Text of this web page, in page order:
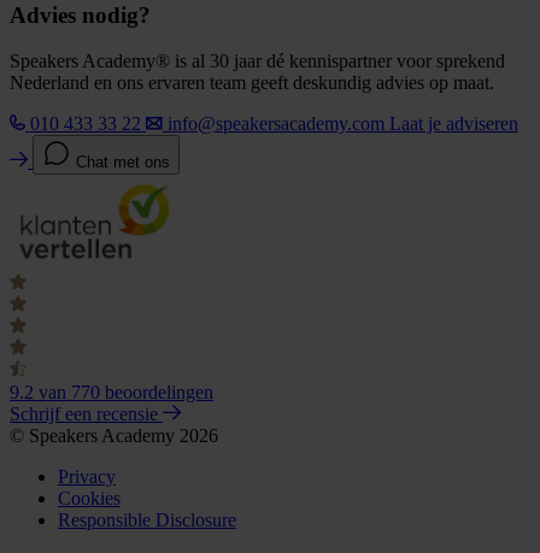
Advies nodig?
Speakers Academy® is al 30 jaar dé kennispartner voor sprekend
Nederland en ons ervaren team geeft deskundig advies op maat.
010 433 33 22
info@speakersacademy.com Laat je adviseren
Chat met ons
9.2 van 770 beoordelingen
Schrijf een recensie
© Speakers Academy 2026
Privacy
Cookies
Responsible Disclosure